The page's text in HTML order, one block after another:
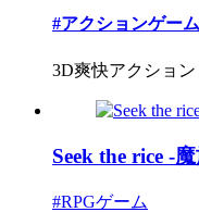
#アクションゲーム
3D爽快アクション
Seek the rice -
#RPGゲーム